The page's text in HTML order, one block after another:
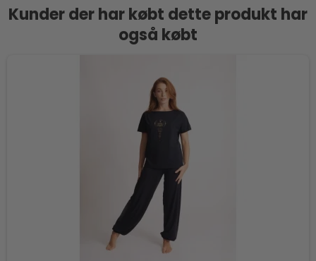
Kunder der har købt dette produkt har
også købt